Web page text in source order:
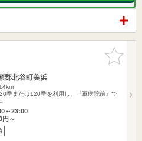
お気に入
りに追加
郡北谷町美浜
番または120番を利用し、『軍病院前』で
～23:00
円～